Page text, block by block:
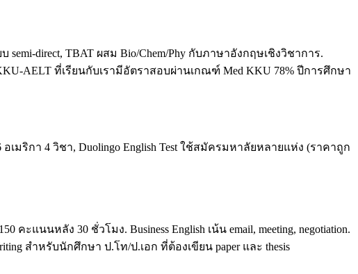
direct, TBAT ผสม Bio/Chem/Phy กับภาษาอังกฤษเชิงวิชาการ.
AELT ที่เรียนกับเรามีอัตราสอบผ่านเกณฑ์ Med KKU 78% ปีการศึกษา
เมริกา 4 วิชา, Duolingo English Test ใช้สมัครมหาลัยหลายแห่ง (ราคาถูก
นนหลัง 30 ชั่วโมง. Business English เน้น email, meeting, negotiation.
สำหรับนักศึกษา ป.โท/ป.เอก ที่ต้องเขียน paper และ thesis